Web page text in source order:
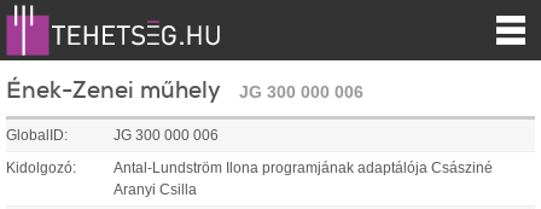
Ének-Zenei műhely JG 300 000 006
GlobalID: JG 300 000 006
Kidolgozó:
Antal-Lundström Ilona programjának adaptálója Császiné
Aranyi Csilla